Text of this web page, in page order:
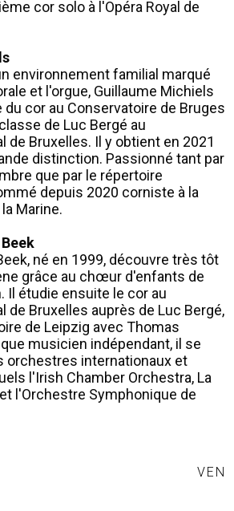
cor solo à l'Opéra Royal de
environnement familial marqué
et l'orgue, Guillaume Michiels
cor au Conservatoire de Bruges
de Luc Bergé au
de Bruxelles. Il y obtient en 2021
distinction. Passionné tant par
que par le répertoire
depuis 2020 corniste à la
Marine.
né en 1999, découvre très tôt
grâce au chœur d'enfants de
Il étudie ensuite le cor au
de Bruxelles auprès de Luc Bergé,
de Leipzig avec Thomas
musicien indépendant, il se
orchestres internationaux et
l'Irish Chamber Orchestra, La
l'Orchestre Symphonique de
VEN